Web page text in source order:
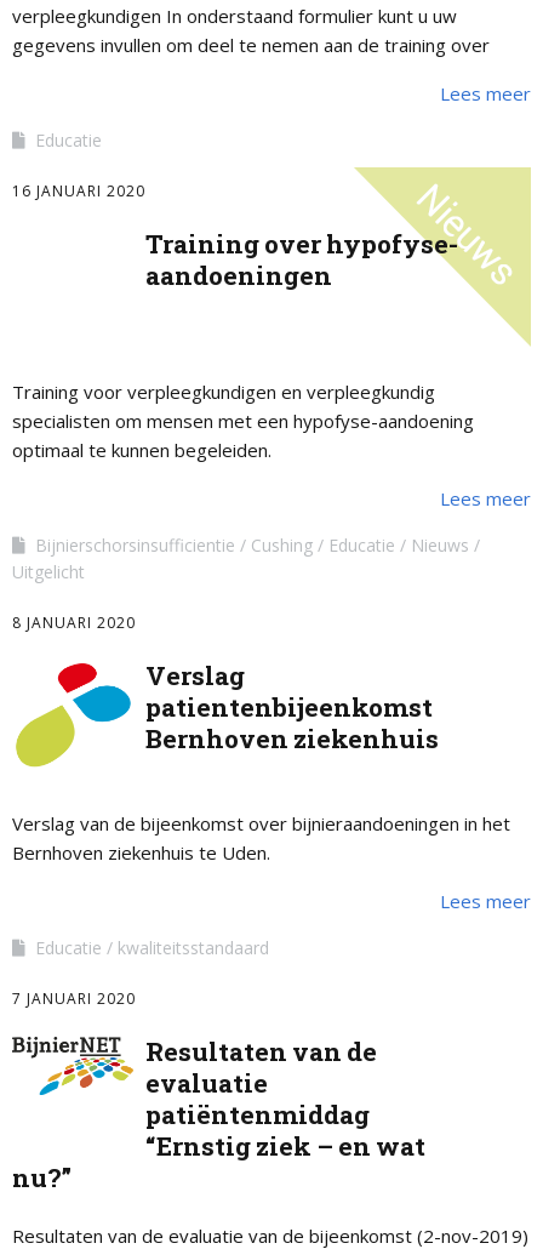
verpleegkundigen In onderstaand formulier kunt u uw
gegevens invullen om deel te nemen aan de training over
Lees meer
Educatie
16 JANUARI 2020
Training over hypofyse-
aandoeningen
Training voor verpleegkundigen en verpleegkundig
specialisten om mensen met een hypofyse-aandoening
optimaal te kunnen begeleiden.
Lees meer
Bijnierschorsinsufficientie Cushing Educatie
Nieuws
Uitgelicht
8 JANUARI 2020
Verslag
patientenbijeenkomst
Bernhoven ziekenhuis
Verslag van de bijeenkomst over bijnieraandoeningen in het
Bernhoven ziekenhuis te Uden.
Lees meer
Educatie kwaliteitsstandaard
7 JANUARI 2020
Resultaten van de
evaluatie
patiëntenmiddag
“Ernstig ziek – en wat
nu?”
Resultaten van de evaluatie van de bijeenkomst (2-nov-2019)